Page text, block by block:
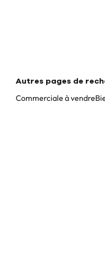
Autres pages de
Commerciale à vendre